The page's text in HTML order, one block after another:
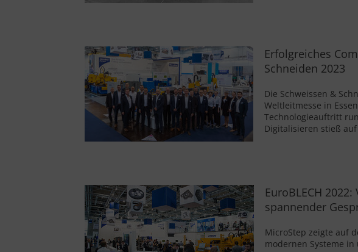
Erfolgreiches
Schneiden 2023
Die Schweissen &
Weltleitmesse in
Technologieauftritt
Digitalisieren stieß
EuroBLECH
spannender
MicroStep zeigte auf
modernen Systeme